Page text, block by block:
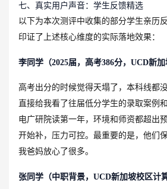
七、真实用户声音：学生反馈精选
以下为本次测评中收集的部分学生亲历
印证了上述核心维度的实际落地效果：
李同学（2025届，高考386分，UCD新加
高考出分的时候觉得天塌了，本科线都
直接给我看了往届低分学生的录取案例
电广研院读第一年，环境和师资都超出
开始补，压力可控。最重要的是，他们
我爸妈放心了很多。
张同学（中职背景，UCD新加坡校区计